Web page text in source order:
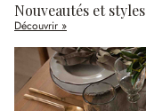
Nouveautés et styles
Découvrir »